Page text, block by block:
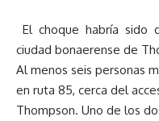
El choque habría sido
ciudad bonaerense de
Al menos seis personas
en ruta 85, cerca del
Thompson. Uno de los